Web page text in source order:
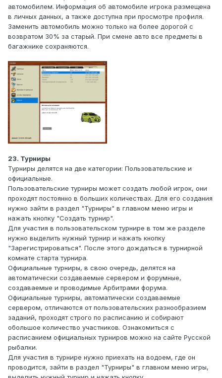
автомобилем. Информация об автомобиле игрока размещена
в личных данных, а также доступна при просмотре профиля.
Заменить автомобиль можно только на более дорогой с
возвратом 30% за старый. При смене авто все предметы в
багажнике сохраняются.
23. Турниры
Турниры делятся на две категории: Пользовательские и
официальные.
Пользовательские турниры может создать любой игрок, они
проходят постоянно в больших количествах. Для его создания
нужно зайти в раздел "Турниры" в главном меню игры и
нажать кнопку "Создать турнир".
Для участия в пользовательском турнире в том же разделе
нужно выделить нужный турнир и нажать кнопку
"Зарегистрироваться". После этого дождаться в турнирной
комнате старта турнира.
Официальные турниры, в свою очередь, делятся на
автоматически создаваемые сервером и форумные,
создаваемые и проводимые Арбитрами форума.
Официальные турниры, автоматически создаваемые
сервером, отличаются от пользовательских разнообразием
заданий, проходят строго по расписанию и собирают
обольшое количество участников. Ознакомиться с
расписанием официальных турниров можно на сайте Русской
рыбалки.
Для участия в турнире нужно приехать на водоем, где он
проводится, зайти в раздел "Турниры" в главном меню игры,